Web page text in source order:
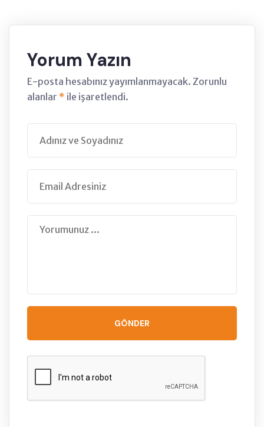
Yorum Yazın
E-posta hesabınız yayımlanmayacak. Zorunlu
alanlar * ile işaretlendi.
GÖNDER